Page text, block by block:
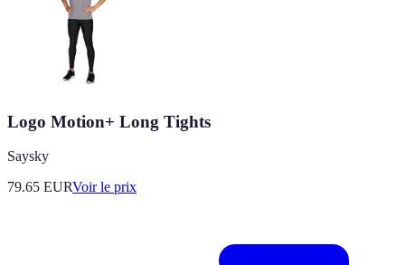
Logo Motion+ Long Tights
Saysky
79.65 EURVoir le prix